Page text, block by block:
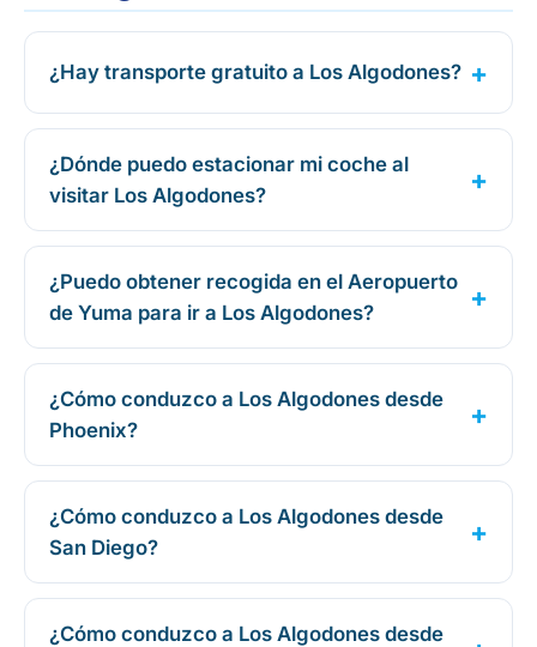
¿Hay transporte gratuito a Los Algodones?
¿Dónde puedo estacionar mi coche al
visitar Los Algodones?
¿Puedo obtener recogida en el Aeropuerto
de Yuma para ir a Los Algodones?
¿Cómo conduzco a Los Algodones desde
Phoenix?
¿Cómo conduzco a Los Algodones desde
San Diego?
¿Cómo conduzco a Los Algodones desde